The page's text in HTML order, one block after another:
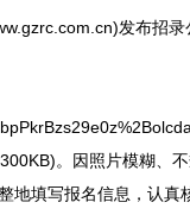
发布招录
。因照片模糊、
填写报名信息，认真